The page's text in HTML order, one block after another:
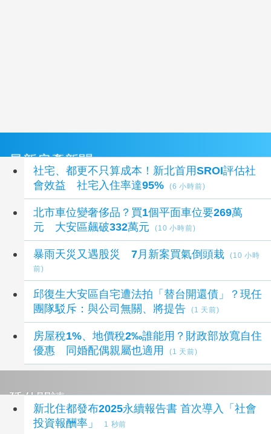
最新房產新聞
社宅、都更不只算成本！新北首用SROI評估社
會效益 社宅入住率達95%
(6 小時前)
北市車位變奢侈品？買1個平面車位要269萬
元 大安區飆破332萬元
(10 小時前)
暴雨天災又遇股災 7月新案買氣倒頭栽
(10 小時
前)
邱復生大安區自宅遭法拍「替台開還債」？現任
團隊駁斥：與公司無關、將提告
(1 天前)
房屋稅1%、地價稅2‰誰能用？財政部放寬自住
優惠 同婚配偶親屬也適用
(1 天前)
延伸閱讀
新北住都發布2025永續報告書 首次導入「社會
投資報酬率」
1 秒前